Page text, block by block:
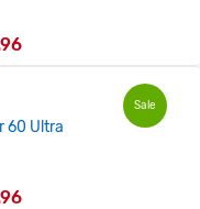
Sale
60 Ultra